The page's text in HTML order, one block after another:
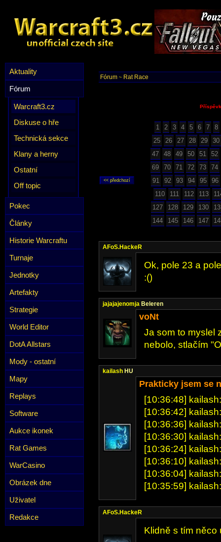
Aktuality
Fórum
Warcraft3.cz
Diskuse o hře
Technická sekce
Klany a herny
Ostatní
Off topic
Pokec
Články
Historie Warcraftu
Turnaje
Jednotky
Artefakty
Strategie
World Editor
DotA Allstars
Mody - ostatní
Mapy
Replays
Software
Aukce ikonek
Rat Games
WarCasino
Obrázek dne
Uživatel
Redakce
Fórum ~ Rat Race
1 2 3 4 5 6 7
8
25
26 27 28 29
30
47
48 49 50 51
52
69
70 71 72 73
74
91
92 93 94 95
96
110
111 112 113
127
128 129 130
144
145 146 147
AFoS.HackeR
Ok, pole 23 a
:()
jajajajenomja Beleren
voNt
Ja som to myslel
nebolo, stlačím
kailash HU
Prakticky jsem se
[10:36:48]
[10:36:42]
[10:36:36]
[10:36:30]
[10:36:24]
[10:36:10]
[10:36:04]
[10:35:59]
AFoS.HackeR
Klidně s tím něco